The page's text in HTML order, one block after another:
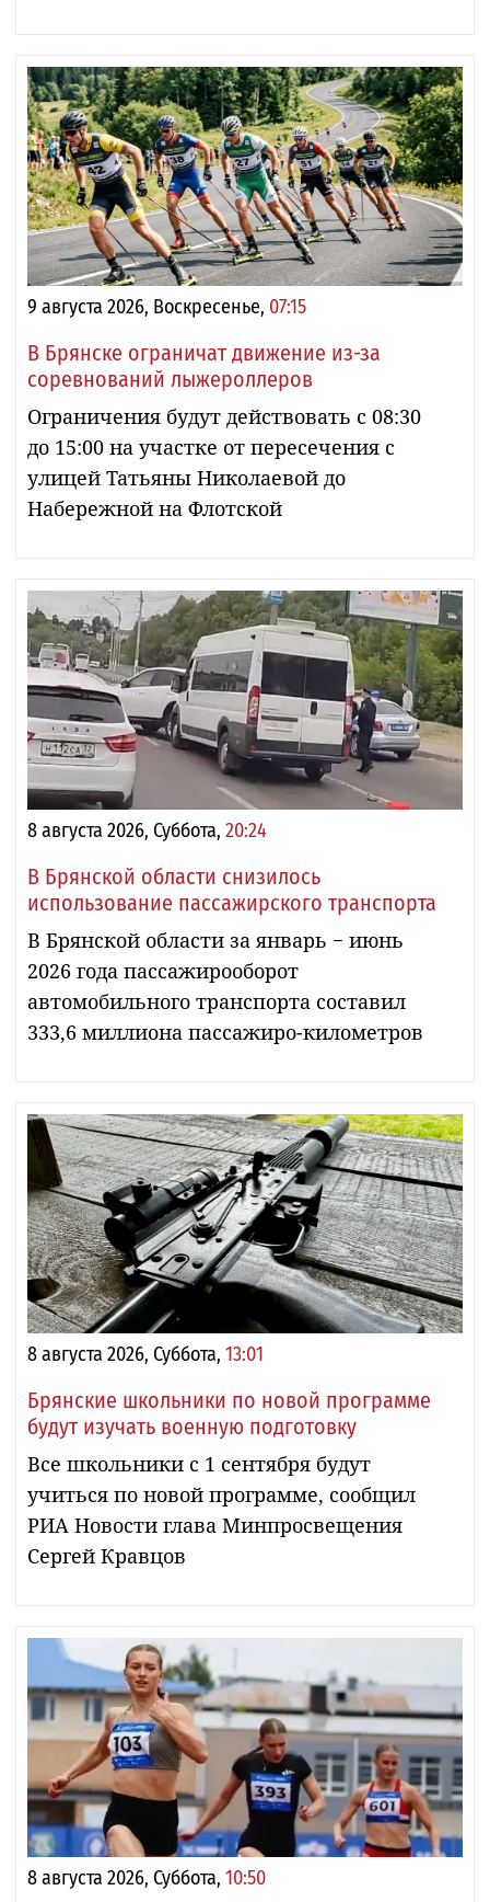
9 августа 2026, Воскресенье, 07:15
В Брянске ограничат движение из-за
соревнований лыжероллеров
Ограничения будут действовать с 08:30
до 15:00 на участке от пересечения с
улицей Татьяны Николаевой до
Набережной на Флотской
8 августа 2026, Суббота, 20:24
В Брянской области снизилось
использование пассажирского транспорта
В Брянской области за январь − июнь
2026 года пассажирооборот
автомобильного транспорта составил
333,6 миллиона пассажиро-километров
8 августа 2026, Суббота, 13:01
Брянские школьники по новой программе
будут изучать военную подготовку
Все школьники с 1 сентября будут
учиться по новой программе, сообщил
РИА Новости глава Минпросвещения
Сергей Кравцов
8 августа 2026, Суббота, 10:50